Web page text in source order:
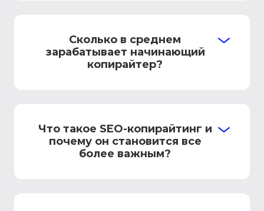
Сколько в среднем
зарабатывает начинающий
копирайтер?
Что такое SEO-копирайтинг и
почему он становится все
более важным?